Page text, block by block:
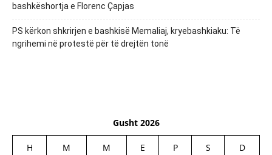
bashkëshortja e Florenc Çapjas
PS kërkon shkrirjen e bashkisë Memaliaj, kryebashkiaku: Të
ngrihemi në protestë për të drejtën tonë
Gusht 2026
H M M E P S D